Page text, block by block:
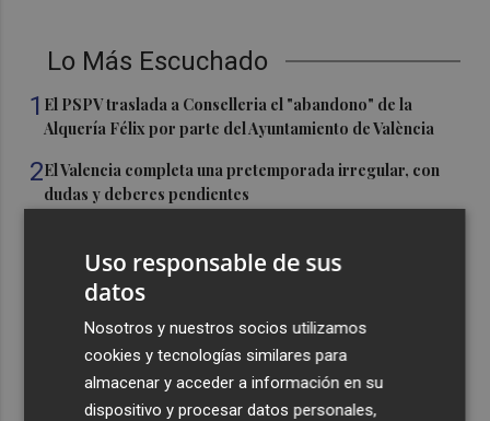
Lo Más Escuchado
1 El PSPV traslada a Conselleria el "abandono" de la
Alquería Félix por parte del Ayuntamiento de València
2El Valencia completa una pretemporada irregular, con
dudas y deberes pendientes
luchar por todo"
El CD Eldense recupera un trofeo de campeón de
Tercera División tras ser robado en su sede
La Generalitat destina 2,5 millones a facilitar la
reducción del consumo energético en las empresas
Uso responsable de sus
datos
Nosotros y nuestros socios utilizamos
cookies y tecnologías similares para
almacenar y acceder a información en su
dispositivo y procesar datos personales,